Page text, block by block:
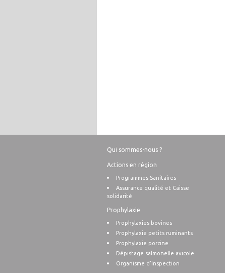
Qui sommes-nous ?
Actions en région
Programmes Sanitaires
Assurance qualité et Caisse
solidarité
Prophylaxie
Prophylaxies bovines
Prophylaxie petits ruminants
Prophylaxie porcine
Dépistage salmonelle avicole
Organisme d’Inspection